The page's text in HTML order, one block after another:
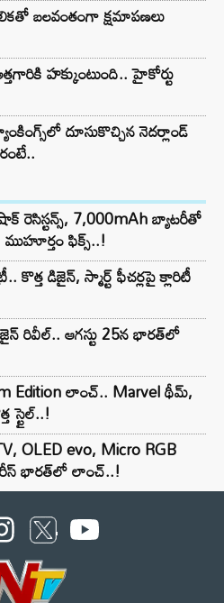
బలవంతంగా క్షమాపణలు
హక్కుంటుంది.. హైకోర్టు
దూసుకొచ్చిన నెదర్లాండ్
రెసిస్టన్స్, 7,000mAh బ్యాటరీతో
ఫిక్స్..!
కొత్త డిజైన్, స్మార్ట్ ఫీచర్లపై క్లారిటీ
రివీల్.. ఆగస్టు 25న భారత్‌లో
Edition లాంచ్.. Marvel థీమ్,
స్టైల్..!
OLED evo, Micro RGB
భారత్‌లో లాంచ్..!